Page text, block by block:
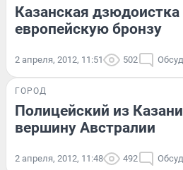
Казанская дзюдоистка
европейскую бронзу
2 апреля, 2012, 11:51 502
ГОРОД
Полицейский из
вершину Австралии
2 апреля, 2012, 11:48 492